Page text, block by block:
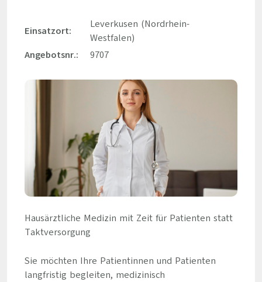
Einsatzort:
Leverkusen (Nordrhein-
Westfalen)
Angebotsnr.:
9707
Hausärztliche Medizin mit Zeit für Patienten statt
Taktversorgung
Sie möchten Ihre Patientinnen und Patienten
langfristig begleiten, medizinisch